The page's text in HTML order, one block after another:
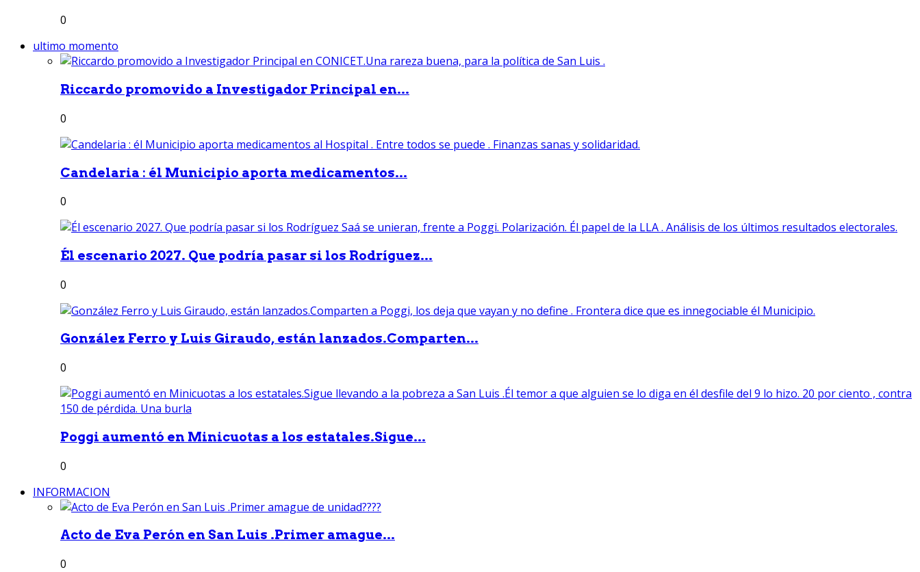
0
ultimo momento
Riccardo promovido a Investigador Principal en...
0
Candelaria : él Municipio aporta medicamentos...
0
Él escenario 2027. Que podría pasar si los Rodríguez...
0
González Ferro y Luis Giraudo, están lanzados.Comparten...
0
Poggi aumentó en Minicuotas a los estatales.Sigue...
0
INFORMACION
Acto de Eva Perón en San Luis .Primer amague...
0